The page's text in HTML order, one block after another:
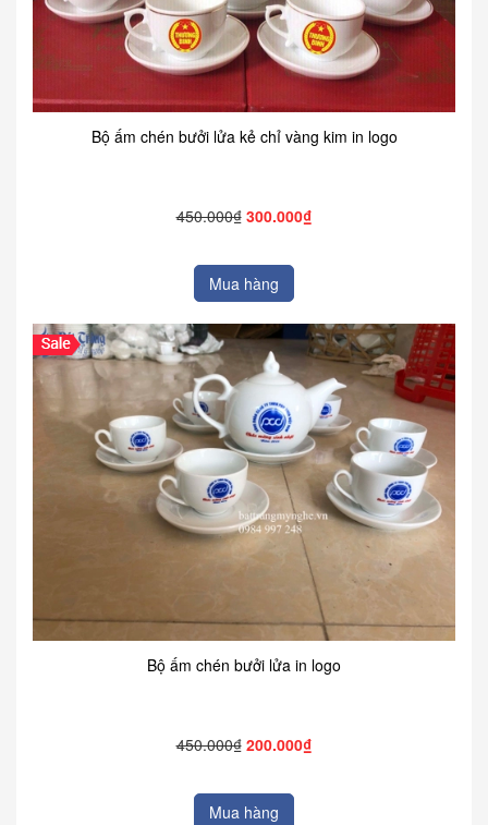
Bộ ấm chén bưởi lửa kẻ chỉ vàng kim in logo
450.000₫ 300.000₫
Mua hàng
Bộ ấm chén bưởi lửa in logo
450.000₫ 200.000₫
Mua hàng